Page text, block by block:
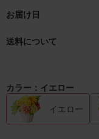
お届け日
送料について
カラー：イエロー
イエロー